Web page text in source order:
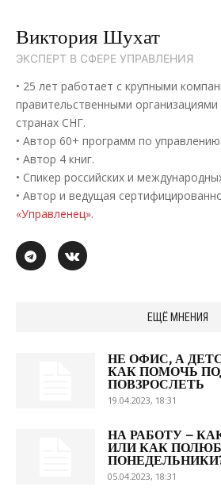
Виктория Шухат
ЭКСПЕРТ В СФЕРЕ УПРАВЛЕНИЯ
• 25 лет работает с крупными
правительственными
странах СНГ.
• Автор 60+ программ по управлению.
• Автор 4 книг.
• Спикер российских и
• Автор и ведущая
«Управленец».
ЕЩЁ МНЕНИЯ
НЕ ОФИС, А
КАК ПОМОЧЬ
ПОВЗРОСЛЕТЬ
19.04.2023, 18:31
НА РАБОТУ –
ИЛИ КАК
05.04.2023, 18:31